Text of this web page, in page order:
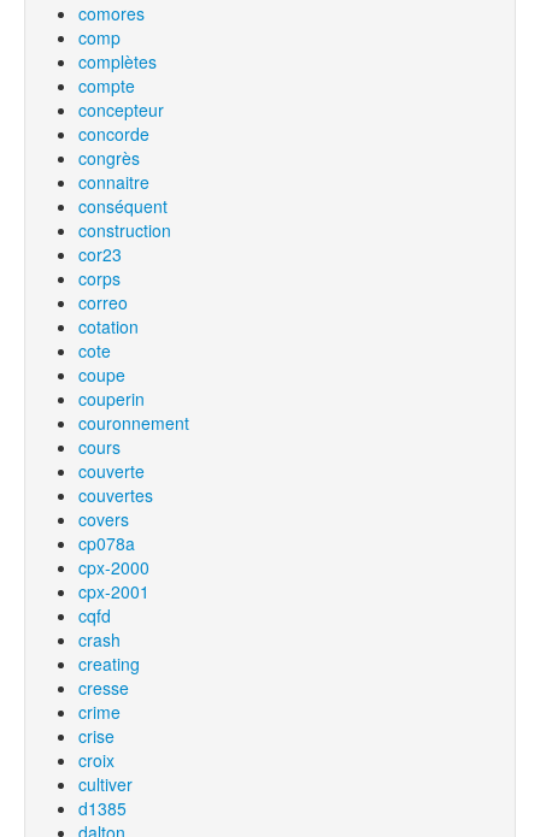
comores
comp
complètes
compte
concepteur
concorde
congrès
connaitre
conséquent
construction
cor23
corps
correo
cotation
cote
coupe
couperin
couronnement
cours
couverte
couvertes
covers
cp078a
cpx-2000
cpx-2001
cqfd
crash
creating
cresse
crime
crise
croix
cultiver
d1385
dalton